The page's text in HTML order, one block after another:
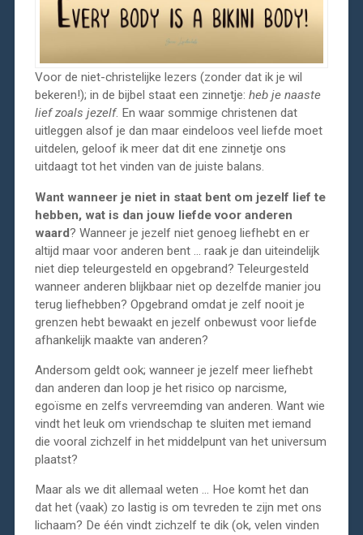
Voor de niet-christelijke lezers (zonder dat ik je wil
bekeren!); in de bijbel staat een zinnetje: heb je naaste
lief zoals jezelf. En waar sommige christenen dat
uitleggen alsof je dan maar eindeloos veel liefde moet
uitdelen, geloof ik meer dat dit ene zinnetje ons
uitdaagt tot het vinden van de juiste balans.
Want wanneer je niet in staat bent om jezelf lief te
hebben, wat is dan jouw liefde voor anderen
waard? Wanneer je jezelf niet genoeg liefhebt en er
altijd maar voor anderen bent … raak je dan uiteindelijk
niet diep teleurgesteld en opgebrand? Teleurgesteld
wanneer anderen blijkbaar niet op dezelfde manier jou
terug liefhebben? Opgebrand omdat je zelf nooit je
grenzen hebt bewaakt en jezelf onbewust voor liefde
afhankelijk maakte van anderen?
Andersom geldt ook; wanneer je jezelf meer liefhebt
dan anderen dan loop je het risico op narcisme,
egoïsme en zelfs vervreemding van anderen. Want wie
vindt het leuk om vriendschap te sluiten met iemand
die vooral zichzelf in het middelpunt van het universum
plaatst?
Maar als we dit allemaal weten … Hoe komt het dan
dat het (vaak) zo lastig is om tevreden te zijn met ons
lichaam? De één vindt zichzelf te dik (ok, velen vinden